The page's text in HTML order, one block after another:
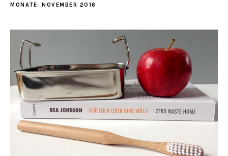
MONATE: NOVEMBER 2016